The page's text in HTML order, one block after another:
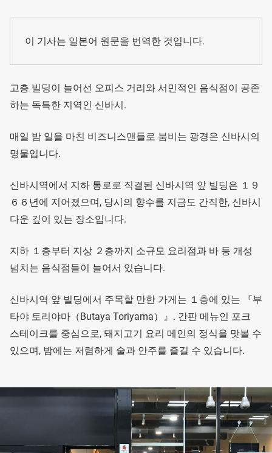
이 기사는 일본어 원문을 번역한 것입니다.
고층 빌딩이 늘어선 오피스 거리와 서민적인 음식점이 공존
하는 독특한 지역인 신바시.
매일 밤 일을 마친 비즈니스맨들로 붐비는 광경은 신바시의
명물입니다.
신바시역에서 지하 통로로 직결된 신바시역 앞 빌딩은 １９
６６년에 지어졌으며, 당시의 향수를 지금도 간직한, 신바시
다운 깊이 있는 장소입니다.
지하 １층부터 지상 ２층까지 소규모 요리점과 바 등 개성
넘치는 음식점들이 늘어서 있습니다.
신바시역 앞 빌딩에서 주목할 만한 가게는 １층에 있는 『부
타야 토리야마（Butaya Toriyama）』. 간판 메뉴인 포크
스테이크를 중심으로, 돼지고기 요리 메인의 정식을 맛볼 수
있으며, 밤에는 저렴하게 술과 안주를 즐길 수 있습니다.